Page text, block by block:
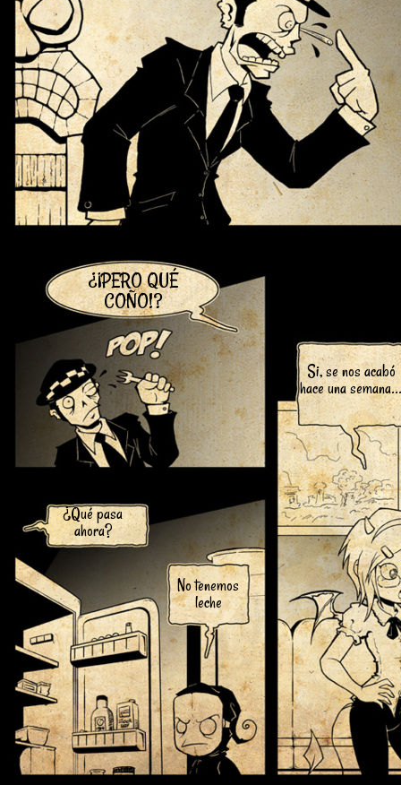
¿¡PERO QUÉ
COÑO!?
¿Qué pasa
ahora?
No tenemos
leche
Si, se nos acabó
hace una semana...